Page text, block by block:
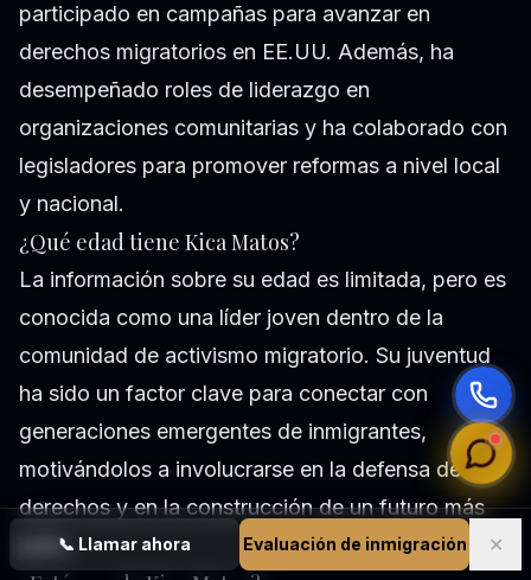
📞 Llamar ahora Evaluación de inmigración ✕
participado en campañas para avanzar en
derechos migratorios en EE.UU. Además, ha
desempeñado roles de liderazgo en
organizaciones comunitarias y ha colaborado con
legisladores para promover reformas a nivel local
y nacional.
¿Qué edad tiene Kica Matos?
La información sobre su edad es limitada, pero es
conocida como una líder joven dentro de la
comunidad de activismo migratorio. Su juventud
ha sido un factor clave para conectar con
generaciones emergentes de inmigrantes,
motivándolos a involucrarse en la defensa de sus
derechos y en la construcción de un futuro más
justo.